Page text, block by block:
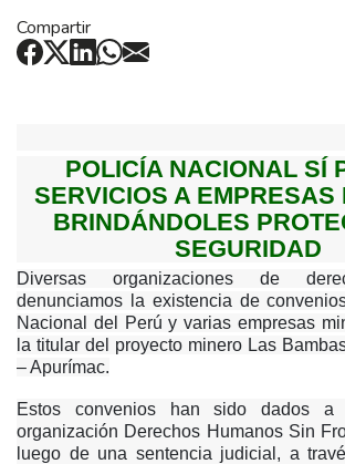
Compartir
POLICÍA NACIONAL SÍ
SERVICIOS A EMPRESAS
BRINDÁNDOLES
SEGURIDAD
Diversas organizaciones de
denunciamos la existencia de
Nacional del Perú y varias empresas
la titular del proyecto minero Las
– Apurímac.
Estos convenios han sido dados a
organización Derechos Humanos Sin
luego de una sentencia judicial, a